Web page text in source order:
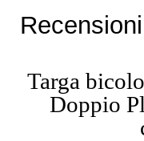
Targa
Doppio